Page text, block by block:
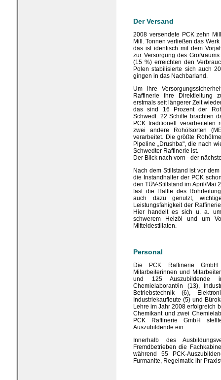
Der Versand
2008 versendete PCK zehn
Mill. Tonnen verließen das
das ist identisch mit dem
zur Versorgung des
(15 %) erreichten den
Polen stabilisierte sich auch
gingen in das Nachbarland.
Um ihre
Raffinerie ihre Direktleitung
erstmals seit längerer Zeit
das sind 16 Prozent der
Schwedt. 22 Schiffe brachten
PCK traditionell verarbeiteten
zwei andere Rohölsorten
verarbeitet. Die größte
Pipeline „Drushba", die nach
Schwedter Raffinerie ist.
Der Blick nach vorn - der
Nach dem Stillstand ist vor
die Instandhalter der PCK
den TÜV-Stillstand im April/Mai
fast die Hälfte des
auch dazu genutzt,
Leistungsfähigkeit der
Hier handelt es sich u. a.
schwerem Heizöl und um
Mitteldestillaten.
Personal
Die PCK Raffinerie GmbH
Mitarbeiterinnen und
und 125 Auszubildende
Chemielaborant/in (13),
Betriebstechnik (6),
Industriekaufleute (5) und
Lehre im Jahr 2008 erfolgreich
Chemikant und zwei
PCK Raffinerie GmbH
Auszubildende ein.
Innerhalb des
Fremdbetrieben die
während 55 PCK-
Furmanite, Regelmatic ihr